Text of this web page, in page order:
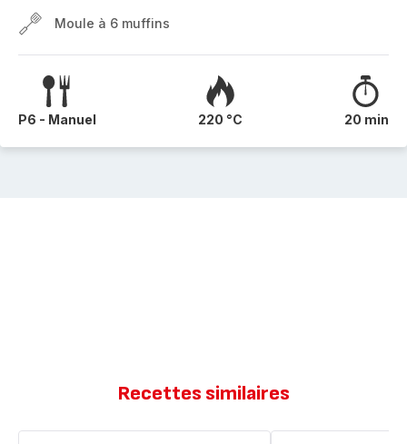
Moule à 6 muffins
P6 - Manuel 220 °C 20 min
Recettes similaires